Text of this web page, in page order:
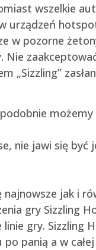
wszelkie
urządzeń
w pozorne
Nie
„Sizzling”
możemy
nie jawi się być
jak i
gry Sizzling
gry. Sizzling
panią a w